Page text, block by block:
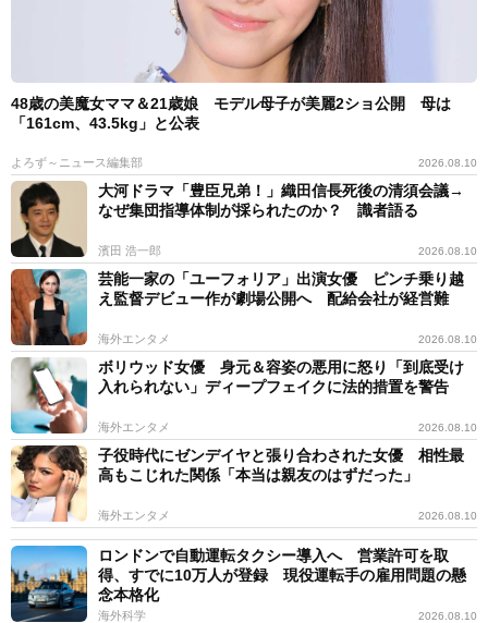
48歳の美魔女ママ＆21歳娘 モデル母子が美麗2ショ公開 母は
「161cm、43.5kg」と公表
よろず～ニュース編集部 2026.08.10
大河ドラマ「豊臣兄弟！」織田信長死後の清須会議→
なぜ集団指導体制が採られたのか？ 識者語る
濱田 浩一郎 2026.08.10
芸能一家の「ユーフォリア」出演女優 ピンチ乗り越
え監督デビュー作が劇場公開へ 配給会社が経営難
海外エンタメ 2026.08.10
ボリウッド女優 身元＆容姿の悪用に怒り「到底受け
入れられない」ディープフェイクに法的措置を警告
海外エンタメ 2026.08.10
子役時代にゼンデイヤと張り合わされた女優 相性最
高もこじれた関係「本当は親友のはずだった」
海外エンタメ 2026.08.10
ロンドンで自動運転タクシー導入へ 営業許可を取
得、すでに10万人が登録 現役運転手の雇用問題の懸
念本格化
海外科学 2026.08.10